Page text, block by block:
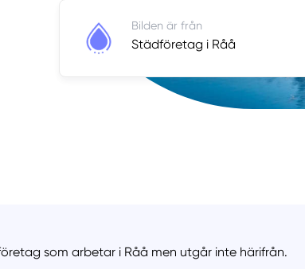
Bilden är från
Städföretag i Råå
som arbetar i Råå men utgår inte härifrån.